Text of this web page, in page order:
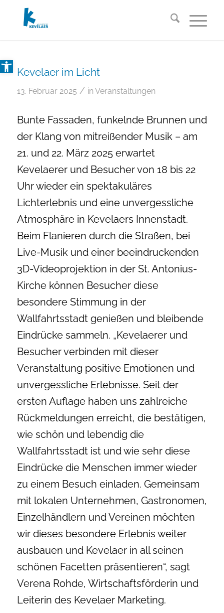
Open toolbar
Kevelaer im Licht
13. Februar 2025 / in Veranstaltungen
Bunte Fassaden, funkelnde Brunnen und
der Klang von mitreißender Musik – am
21. und 22. März 2025 erwartet
Kevelaerer und Besucher von 18 bis 22
Uhr wieder ein spektakuläres
Lichterlebnis und eine unvergessliche
Atmosphäre in Kevelaers Innenstadt.
Beim Flanieren durch die Straßen, bei
Live-Musik und einer beeindruckenden
3D-Videoprojektion in der St. Antonius-
Kirche können Besucher diese
besondere Stimmung in der
Wallfahrtsstadt genießen und bleibende
Eindrücke sammeln. „Kevelaerer und
Besucher verbinden mit dieser
Veranstaltung positive Emotionen und
unvergessliche Erlebnisse. Seit der
ersten Auflage haben uns zahlreiche
Rückmeldungen erreicht, die bestätigen,
wie schön und lebendig die
Wallfahrtsstadt ist und wie sehr diese
Eindrücke die Menschen immer wieder
zu einem Besuch einladen. Gemeinsam
mit lokalen Unternehmen, Gastronomen,
Einzelhändlern und Vereinen möchten
wir dieses besondere Erlebnis weiter
ausbauen und Kevelaer in all seinen
schönen Facetten präsentieren“, sagt
Verena Rohde, Wirtschaftsförderin und
Leiterin des Kevelaer Marketing.